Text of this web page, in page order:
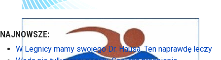
NAJNOWSZE:
W Legnicy mamy swojego Dr. Hausa. Ten naprawdę leczy